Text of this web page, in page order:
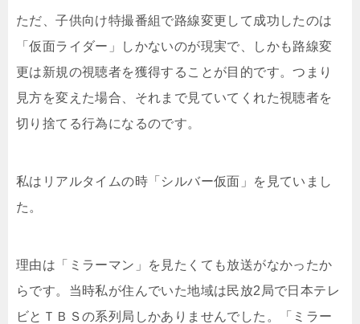
ただ、子供向け特撮番組で路線変更して成功したのは
「仮面ライダー」しかないのが現実で、しかも路線変
更は新規の視聴者を獲得することが目的です。つまり
見方を変えた場合、それまで見ていてくれた視聴者を
切り捨てる行為になるのです。
私はリアルタイムの時「シルバー仮面」を見ていまし
た。
理由は「ミラーマン」を見たくても放送がなかったか
らです。当時私が住んでいた地域は民放2局で日本テレ
ビとＴＢＳの系列局しかありませんでした。「ミラー